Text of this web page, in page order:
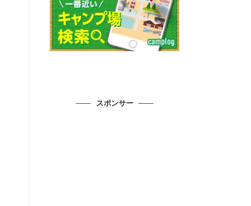
スポンサー